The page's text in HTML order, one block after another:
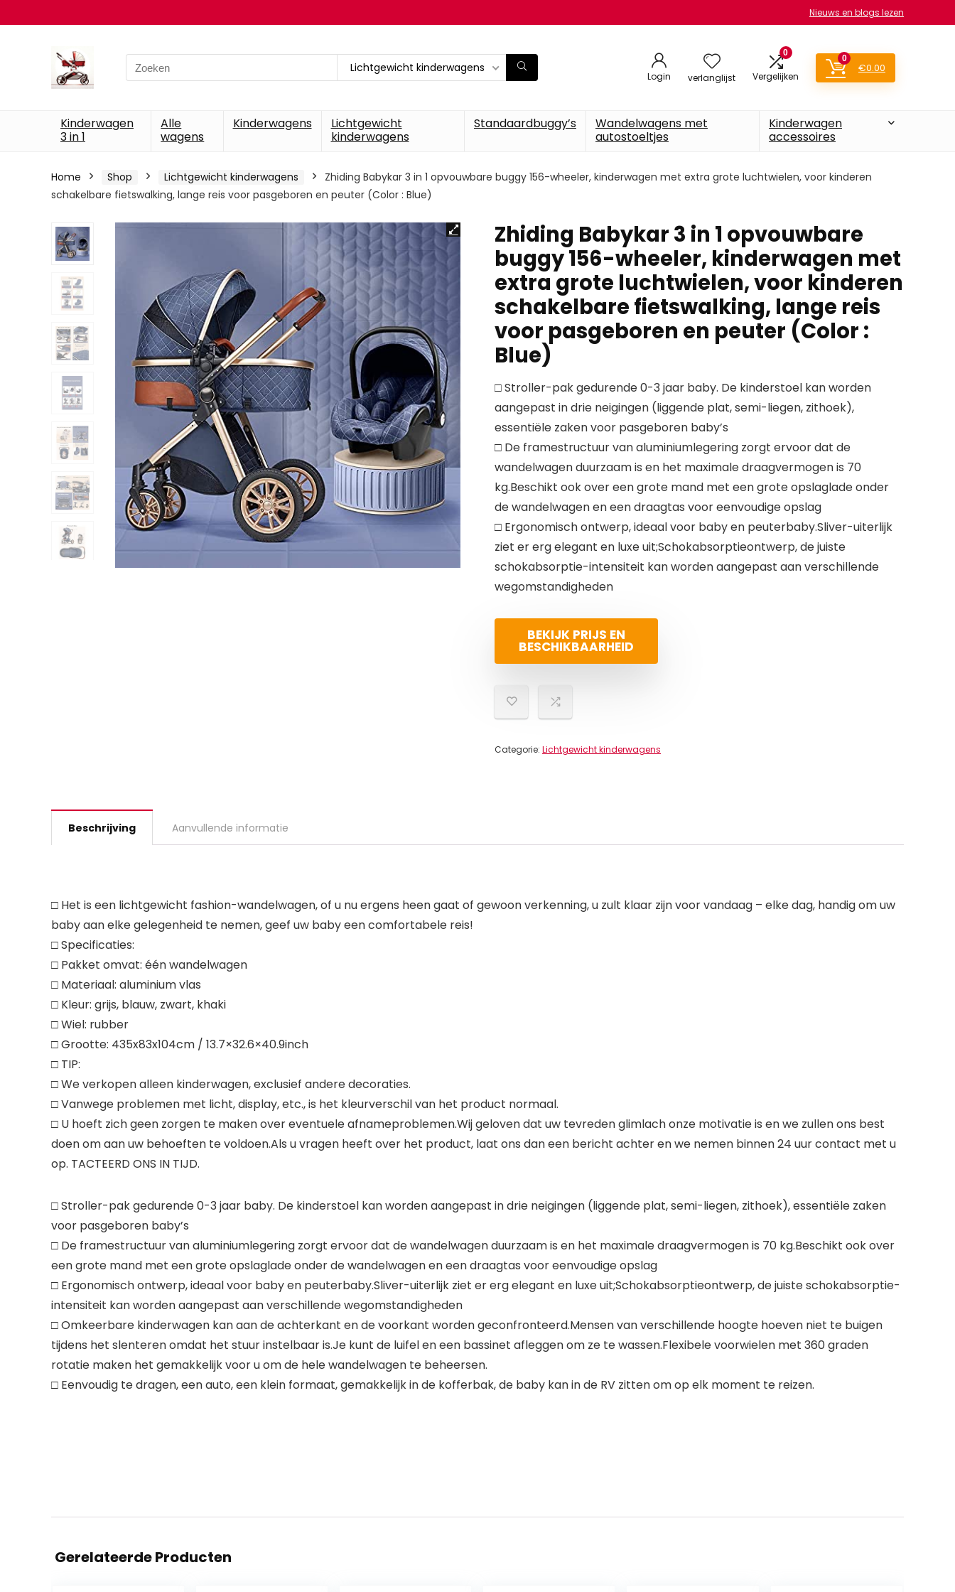
Nieuws en blogs lezen
Search
for:
Lichtgewicht kinderwagens
Login verlanglijst
0
Vergelijken
0
€0.00
Kinderwagen
3 in 1
Alle
wagens
Kinderwagens
Lichtgewicht
kinderwagens
Standaardbuggy’s
Wandelwagens met
autostoeltjes
Kinderwagen
accessoires
Home Shop Lichtgewicht kinderwagens
Zhiding Babykar 3 in 1 opvouwbare buggy 156-wheeler, kinderwagen met extra grote luchtwielen, voor kinderen
schakelbare fietswalking, lange reis voor pasgeboren en peuter (Color : Blue)
Zhiding Babykar 3 in 1 opvouwbare
buggy 156-wheeler, kinderwagen met
extra grote luchtwielen, voor kinderen
schakelbare fietswalking, lange reis
voor pasgeboren en peuter (Color :
Blue)
□ Stroller-pak gedurende 0-3 jaar baby. De kinderstoel kan worden
aangepast in drie neigingen (liggende plat, semi-liegen, zithoek),
essentiële zaken voor pasgeboren baby’s
□ De framestructuur van aluminiumlegering zorgt ervoor dat de
wandelwagen duurzaam is en het maximale draagvermogen is 70
kg.Beschikt ook over een grote mand met een grote opslaglade onder
de wandelwagen en een draagtas voor eenvoudige opslag
□ Ergonomisch ontwerp, ideaal voor baby en peuterbaby.Sliver-uiterlijk
ziet er erg elegant en luxe uit;Schokabsorptieontwerp, de juiste
schokabsorptie-intensiteit kan worden aangepast aan verschillende
wegomstandigheden
BEKIJK PRIJS EN
BESCHIKBAARHEID
Categorie: Lichtgewicht kinderwagens
Beschrijving Aanvullende informatie
□ Het is een lichtgewicht fashion-wandelwagen, of u nu ergens heen gaat of gewoon verkenning, u zult klaar zijn voor vandaag – elke dag, handig om uw
baby aan elke gelegenheid te nemen, geef uw baby een comfortabele reis!
□ Specificaties:
□ Pakket omvat: één wandelwagen
□ Materiaal: aluminium vlas
□ Kleur: grijs, blauw, zwart, khaki
□ Wiel: rubber
□ Grootte: 435x83x104cm / 13.7×32.6×40.9inch
□ TIP:
□ We verkopen alleen kinderwagen, exclusief andere decoraties.
□ Vanwege problemen met licht, display, etc., is het kleurverschil van het product normaal.
□ U hoeft zich geen zorgen te maken over eventuele afnameproblemen.Wij geloven dat uw tevreden glimlach onze motivatie is en we zullen ons best
doen om aan uw behoeften te voldoen.Als u vragen heeft over het product, laat ons dan een bericht achter en we nemen binnen 24 uur contact met u
op. TACTEERD ONS IN TIJD.
□ Stroller-pak gedurende 0-3 jaar baby. De kinderstoel kan worden aangepast in drie neigingen (liggende plat, semi-liegen, zithoek), essentiële zaken
voor pasgeboren baby’s
□ De framestructuur van aluminiumlegering zorgt ervoor dat de wandelwagen duurzaam is en het maximale draagvermogen is 70 kg.Beschikt ook over
een grote mand met een grote opslaglade onder de wandelwagen en een draagtas voor eenvoudige opslag
□ Ergonomisch ontwerp, ideaal voor baby en peuterbaby.Sliver-uiterlijk ziet er erg elegant en luxe uit;Schokabsorptieontwerp, de juiste schokabsorptie-
intensiteit kan worden aangepast aan verschillende wegomstandigheden
□ Omkeerbare kinderwagen kan aan de achterkant en de voorkant worden geconfronteerd.Mensen van verschillende hoogte hoeven niet te buigen
tijdens het slenteren omdat het stuur instelbaar is.Je kunt de luifel en een bassinet afleggen om ze te wassen.Flexibele voorwielen met 360 graden
rotatie maken het gemakkelijk voor u om de hele wandelwagen te beheersen.
□ Eenvoudig te dragen, een auto, een klein formaat, gemakkelijk in de kofferbak, de baby kan in de RV zitten om op elk moment te reizen.
Gerelateerde Producten